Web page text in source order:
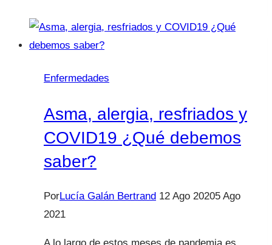
bronquitis:
No
coronavirus.
Enfermedades
Asma, alergia, resfriados y
COVID19 ¿Qué debemos
saber?
PorLucía Galán Bertrand 12 Ago 20205 Ago
2021